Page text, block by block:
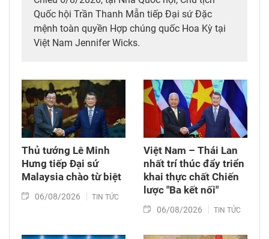
Quốc hội Trần Thanh Mẫn tiếp Đại sứ Đặc
mệnh toàn quyền Hợp chúng quốc Hoa Kỳ tại
Việt Nam Jennifer Wicks.
Thủ tướng Lê Minh
Hưng tiếp Đại sứ
Malaysia chào từ biệt
06/08/2026 TIN TỨC
Việt Nam – Thái Lan
nhất trí thúc đẩy triển
khai thực chất Chiến
lược "Ba kết nối"
06/08/2026 TIN TỨC